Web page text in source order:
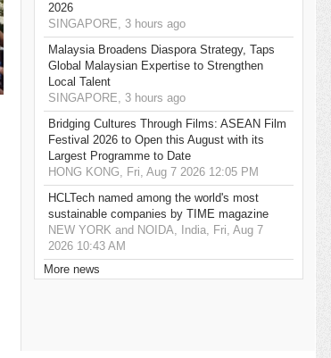
2026
SINGAPORE, 3 hours ago
Malaysia Broadens Diaspora Strategy, Taps
Global Malaysian Expertise to Strengthen
Local Talent
SINGAPORE, 3 hours ago
Bridging Cultures Through Films: ASEAN Film
Festival 2026 to Open this August with its
Largest Programme to Date
HONG KONG, Fri, Aug 7 2026 12:05 PM
HCLTech named among the world's most
sustainable companies by TIME magazine
NEW YORK and NOIDA, India, Fri, Aug 7
2026 10:43 AM
More news